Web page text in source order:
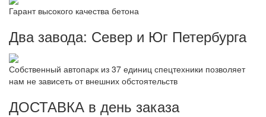
Гарант высокого качества бетона
Два завода: Север и Юг Петербурга
Собственный автопарк из 37 единиц спецтехники позволяет
нам не зависеть от внешних обстоятельств
ДОСТАВКА в день заказа